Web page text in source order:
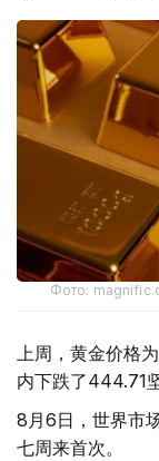
Фото:
上周，黄金价格
内下跌了444.71
8月6日，世界市
七周来首次。